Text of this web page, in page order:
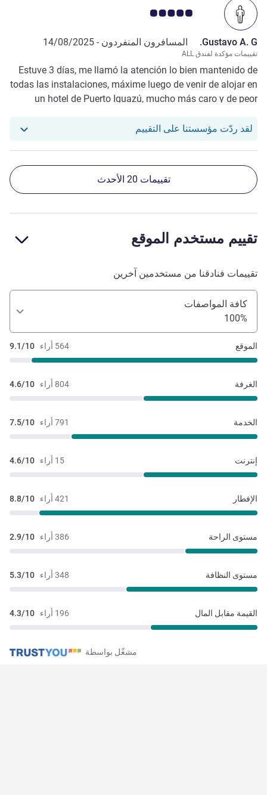
ملاحظة أراء العملاء 5.0/5
Gustavo A. G. المسافرون المنفردون - 14/08/2025
تقييمات مؤكدة لفندق ALL
Estuve 3 días, me llamó la atención lo bien mantenido de
todas las instalaciones, máxime luego de venir de alojar en
un hotel de Puerto Iguazú, mucho más caro y de peor
único que no me gustó fue que la máquina de café tuviera
لقد ردّت مؤسستنا على التقييم استجاب فندقنا للمراجعة من Gustavo A. G.
تقييمات 20 الأحدث
تقييم مستخدم الموقع
تقييمات فنادقنا من مستخدمين آخرين
كافة المواصفات
100%
564 أراء 9.1/10 الموقع
804 أراء 4.6/10 الغرفة
791 أراء 7.5/10 الخدمة
15 أراء 4.6/10 إنترنت
421 أراء 8.8/10 الإفطار
386 أراء 2.9/10 مستوى الراحة
348 أراء 5.3/10 مستوى النظافة
196 أراء 4.3/10 القيمة مقابل المال
مشغّل بواسطة